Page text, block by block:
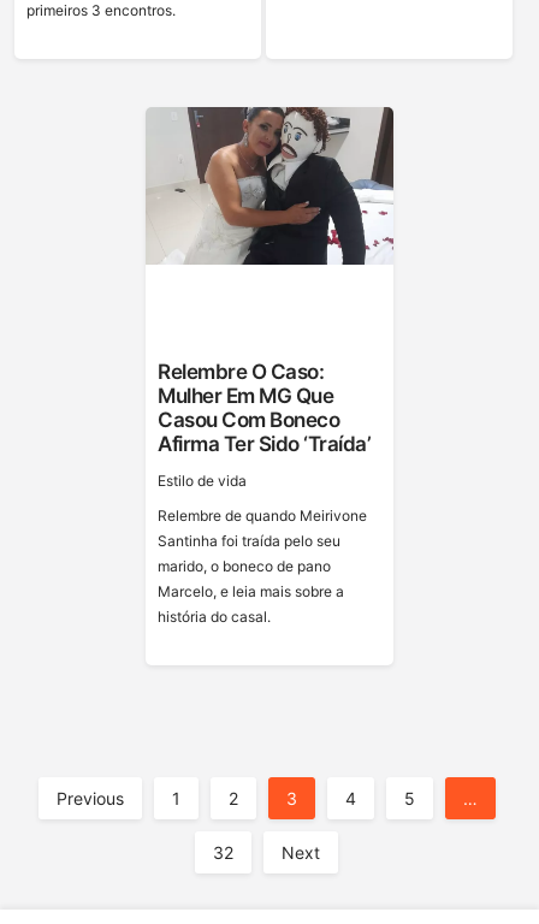
primeiros 3 encontros.
Relembre O Caso:
Mulher Em MG Que
Casou Com Boneco
Afirma Ter Sido ‘traída’
Estilo de vida
Relembre de quando Meirivone
Santinha foi traída pelo seu
marido, o boneco de pano
Marcelo, e leia mais sobre a
história do casal.
Previous 1 2 3 4 5 …
32 Next